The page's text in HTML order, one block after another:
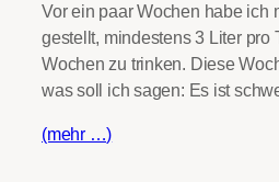
Vor ein paar Wochen habe ich
gestellt, mindestens 3 Liter pro
Wochen zu trinken. Diese
was soll ich sagen: Es ist
(mehr …)